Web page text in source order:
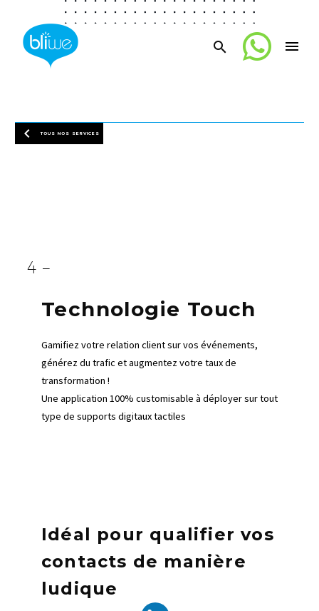


 TOUS NOS SERVICES
4 –
Technologie Touch
Gamifiez votre relation client sur vos événements,
générez du trafic et augmentez votre taux de
transformation !
Une application 100% customisable à déployer sur tout
type de supports digitaux tactiles
Idéal pour qualifier vos
contacts de manière
ludique